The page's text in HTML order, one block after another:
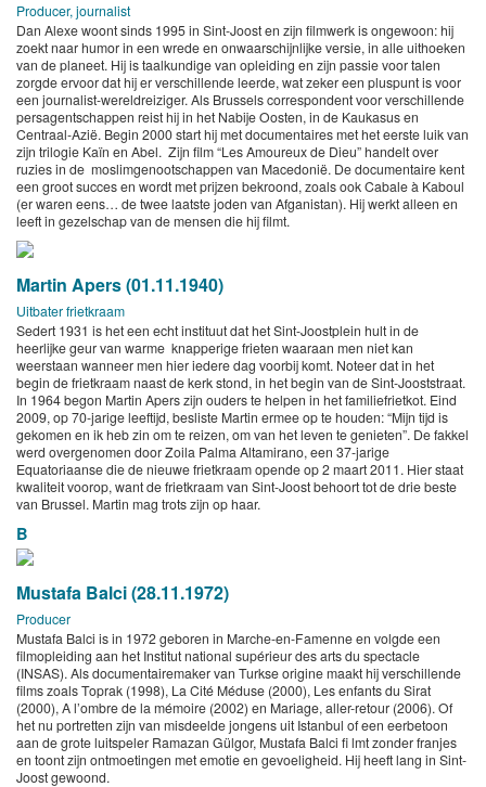
Producer, journalist
Dan Alexe woont sinds 1995 in Sint-Joost en zijn filmwerk is ongewoon: hij
zoekt naar humor in een wrede en onwaarschijnlijke versie, in alle uithoeken
van de planeet. Hij is taalkundige van opleiding en zijn passie voor talen
zorgde ervoor dat hij er verschillende leerde, wat zeker een pluspunt is voor
een journalist-wereldreiziger. Als Brussels correspondent voor verschillende
persagentschappen reist hij in het Nabije Oosten, in de Kaukasus en
Centraal-Azië. Begin 2000 start hij met documentaires met het eerste luik van
zijn trilogie Kaïn en Abel. Zijn film “Les Amoureux de Dieu” handelt over
ruzies in de moslimgenootschappen van Macedonië. De documentaire kent
een groot succes en wordt met prijzen bekroond, zoals ook Cabale à Kaboul
(er waren eens… de twee laatste joden van Afganistan). Hij werkt alleen en
leeft in gezelschap van de mensen die hij filmt.
Martin Apers (01.11.1940)
Uitbater frietkraam
Sedert 1931 is het een echt instituut dat het Sint-Joostplein hult in de
heerlijke geur van warme knapperige frieten waaraan men niet kan
weerstaan wanneer men hier iedere dag voorbij komt. Noteer dat in het
begin de frietkraam naast de kerk stond, in het begin van de Sint-Jooststraat.
In 1964 begon Martin Apers zijn ouders te helpen in het familiefrietkot. Eind
2009, op 70-jarige leeftijd, besliste Martin ermee op te houden: “Mijn tijd is
gekomen en ik heb zin om te reizen, om van het leven te genieten”. De fakkel
werd overgenomen door Zoila Palma Altamirano, een 37-jarige
Equatoriaanse die de nieuwe frietkraam opende op 2 maart 2011. Hier staat
kwaliteit voorop, want de frietkraam van Sint-Joost behoort tot de drie beste
van Brussel. Martin mag trots zijn op haar.
B
Mustafa Balci (28.11.1972)
Producer
Mustafa Balci is in 1972 geboren in Marche-en-Famenne en volgde een
filmopleiding aan het Institut national supérieur des arts du spectacle
(INSAS). Als documentairemaker van Turkse origine maakt hij verschillende
films zoals Toprak (1998), La Cité Méduse (2000), Les enfants du Sirat
(2000), A l’ombre de la mémoire (2002) en Mariage, aller-retour (2006). Of
het nu portretten zijn van misdeelde jongens uit Istanbul of een eerbetoon
aan de grote luitspeler Ramazan Gülgor, Mustafa Balci fi lmt zonder franjes
en toont zijn ontmoetingen met emotie en gevoeligheid. Hij heeft lang in Sint-
Joost gewoond.